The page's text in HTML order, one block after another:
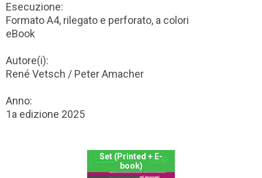
Esecuzione:
Formato A4, rilegato e perforato, a colori
eBook
Autore(i):
René Vetsch / Peter Amacher
Anno:
1a edizione 2025
Set (Printed + E-
book)